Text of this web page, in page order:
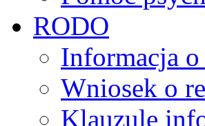
RODO
Informacja
Wniosek o
Klauzule